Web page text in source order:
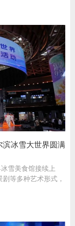
冰雪大世界圆满
雪美食馆接续上
等多种艺术形式，
化体验。